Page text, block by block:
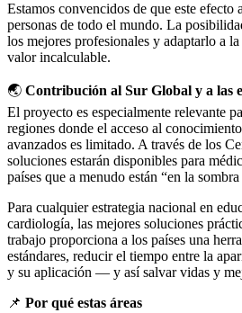
Estamos convencidos de que este efecto
personas de todo el mundo. La
los mejores profesionales y adaptarlo a
valor incalculable.
🌏 Contribución al Sur Global y a las
El proyecto es especialmente relevante
regiones donde el acceso al
avanzados es limitado. A través de los
soluciones estarán disponibles para
países que a menudo están “en la
Para cualquier estrategia nacional en
cardiología, las mejores soluciones
trabajo proporciona a los países una
estándares, reducir el tiempo entre la
y su aplicación — y así salvar vidas y
📌 Por qué estas áreas